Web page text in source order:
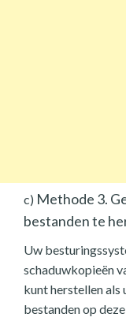
c) Methode 3.
bestanden te
Uw
schaduwkopieën
kunt herstellen als
bestanden op